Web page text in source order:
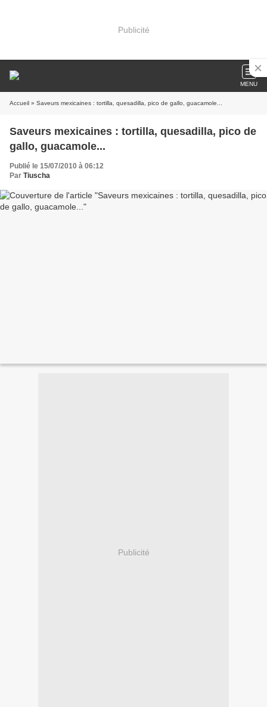
Publicité
MENU
Accueil » Saveurs mexicaines : tortilla, quesadilla, pico de gallo, guacamole...
Saveurs mexicaines : tortilla, quesadilla, pico de
gallo, guacamole...
Publié le 15/07/2010 à 06:12
Par Tiuscha
Publicité